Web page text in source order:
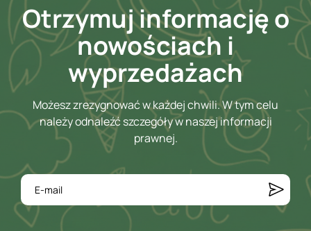
Otrzymuj informację o
nowościach i
wyprzedażach
Możesz zrezygnować w każdej chwili. W tym celu
należy odnaleźć szczegóły w naszej informacji
prawnej.